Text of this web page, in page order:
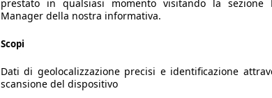
prestato in qualsiasi momento visitando la sezione
Manager della nostra informativa.
Scopi
Dati di geolocalizzazione precisi e identificazione
scansione del dispositivo